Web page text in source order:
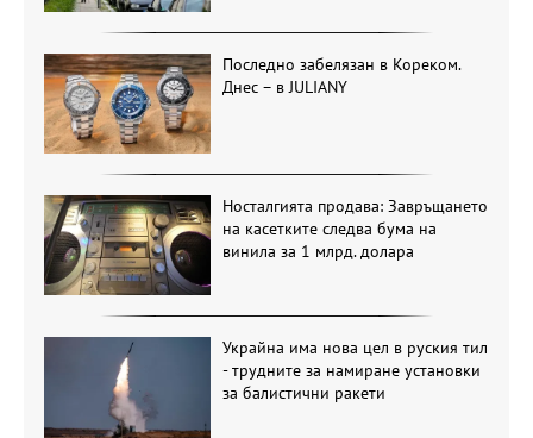
Последно забелязан в Кореком.
Днес – в JULIANY
Носталгията продава: Завръщането
на касетките следва бума на
винила за 1 млрд. долара
Украйна има нова цел в руския тил
- трудните за намиране установки
за балистични ракети